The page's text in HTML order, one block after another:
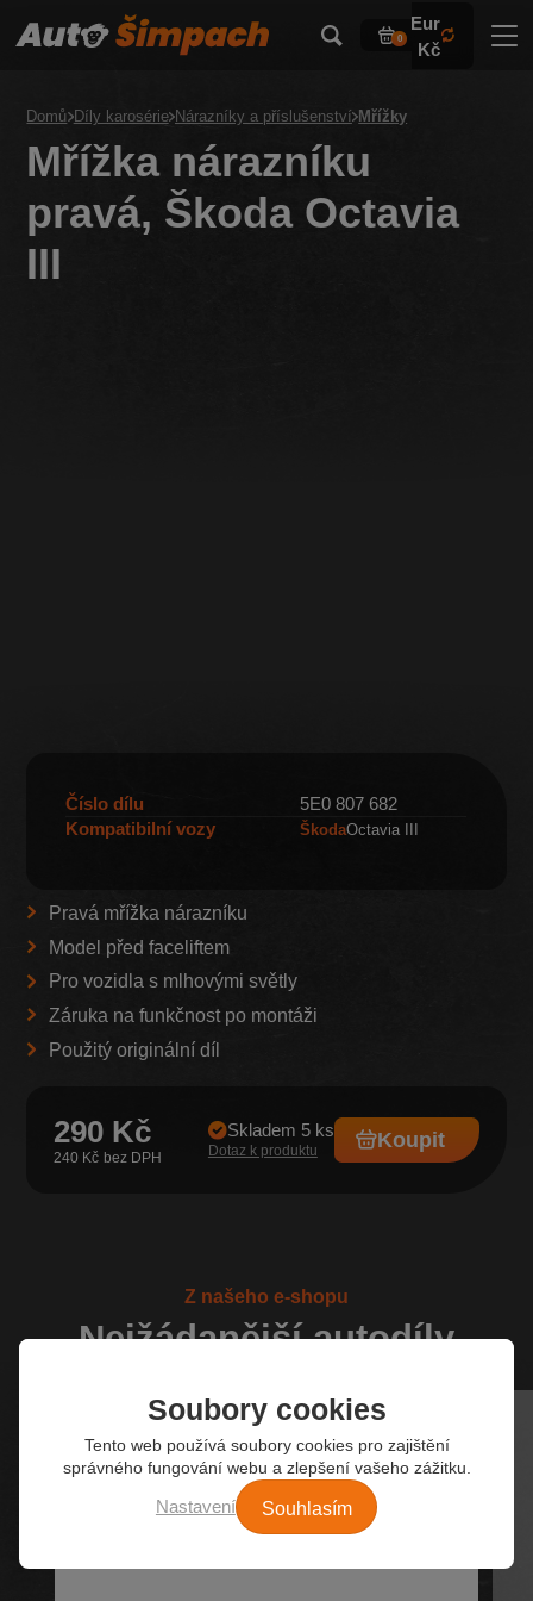
0
Eur
Kč
Domů Díly karosérie Nárazníky a příslušenství Mřížky
Mřížka nárazníku
pravá, Škoda Octavia
III
Číslo dílu
5E0 807 682
Kompatibilní vozy
ŠkodaOctavia III
Pravá mřížka nárazníku
Model před faceliftem
Pro vozidla s mlhovými světly
Záruka na funkčnost po montáži
Použitý originální díl
290 Kč
240 Kč
Skladem 5 ks
Dotaz k produktu Koupit
Z našeho e-shopu
Nejžádanější autodíly
Soubory cookies
Tento web používá soubory cookies pro zajištění
správného fungování webu a zlepšení vašeho zážitku.
Nastavení Souhlasím